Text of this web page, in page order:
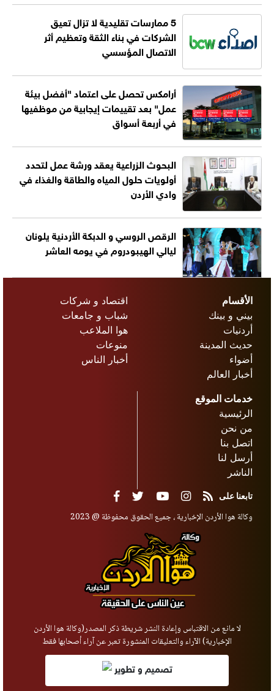
5 ممارسات تقليدية لا تزال تعيق
الشركات في بناء الثقة وتعظيم أثر
الاتصال المؤسسي
أرامكس تحصل على اعتماد "أفضل بيئة
عمل" بعد تقييمات إيجابية من موظفيها
في أربعة أسواق
البحوث الزراعية يعقد ورشة عمل لتحدد
أولويات حلول المياه والطاقة والغذاء في
وادي الأردن
الرقص الروسي و الدبكة الأردنية يلونان
ليالي الهيبودروم في يومه العاشر
الأقسام
بيني و بينك
أردنيات
حديث المدينة
أضواء
أخبار العالم
اقتصاد و شركات
شباب و جامعات
هوا الملاعب
منوعات
أخبار الناس
خدمات الموقع
الرئيسية
من نحن
اتصل بنا
أرسل لنا
الناشر
تابعنا على
وكالة هوا الأردن الإخبارية ، جميع الحقوق محفوظة @ 2023
لا مانع من الاقتباس وإعادة النشر شريطة ذكر المصدر(وكالة هوا الأردن
الإخبارية) الآراء والتعليقات المنشورة تعبر عن آراء أصحابها فقط
تصميم و تطوير